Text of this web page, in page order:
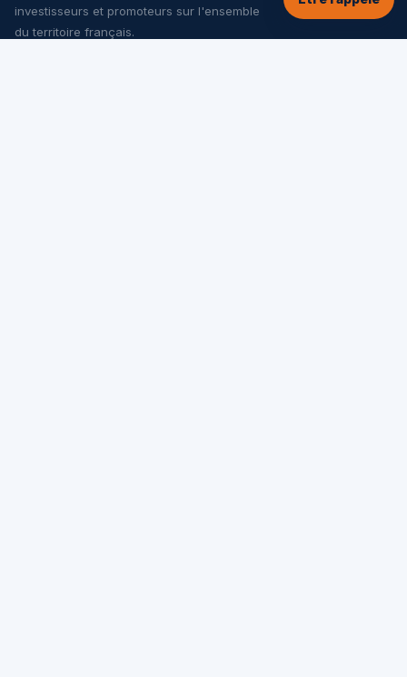
investisseurs et promoteurs sur l'ensemble
du territoire français.